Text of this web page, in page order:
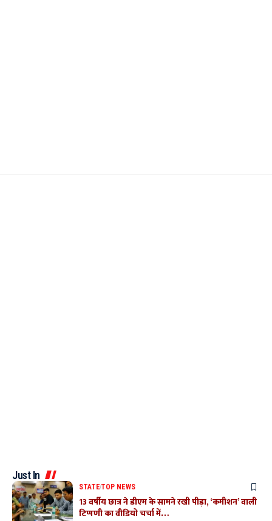
Just In
STATETOP NEWS
13 वर्षीय छात्र ने डीएम के सामने रखी पीड़ा, ‘कमीशन’ वाली
टिप्पणी का वीडियो चर्चा में…